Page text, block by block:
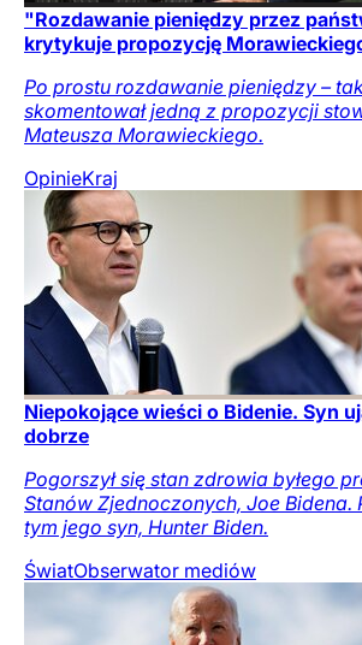
"Rozdawanie pieniędzy przez
krytykuje propozycję
Po prostu rozdawanie pieniędzy –
skomentował jedną z propozycji
Mateusza Morawieckiego.
OpinieKraj
Niepokojące wieści o Bidenie. Syn
dobrze
Pogorszył się stan zdrowia byłego
Stanów Zjednoczonych, Joe Bidena.
tym jego syn, Hunter Biden.
ŚwiatObserwator mediów